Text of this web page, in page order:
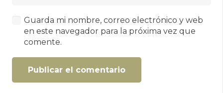
Guarda mi nombre, correo electrónico y web
en este navegador para la próxima vez que
comente.
Publicar el comentario